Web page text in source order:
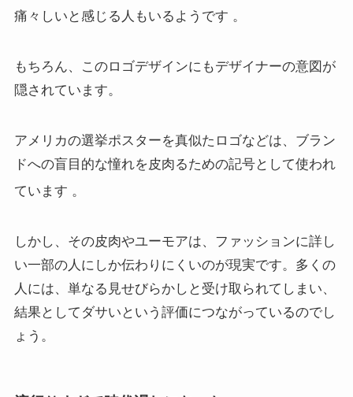
痛々しいと感じる人もいるようです 。
もちろん、このロゴデザインにもデザイナーの意図が
隠されています。
アメリカの選挙ポスターを真似たロゴなどは、ブラン
ドへの盲目的な憧れを皮肉るための記号として使われ
ています 。
しかし、その皮肉やユーモアは、ファッションに詳し
い一部の人にしか伝わりにくいのが現実です。多くの
人には、単なる見せびらかしと受け取られてしまい、
結果としてダサいという評価につながっているのでし
ょう。